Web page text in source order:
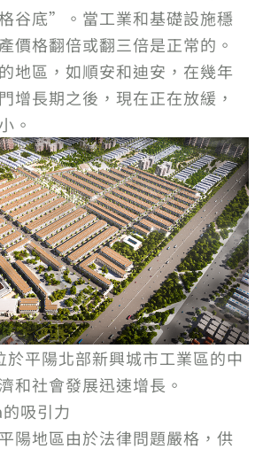
谷底”。當工業和基礎設施穩
價格翻倍或翻三倍是正常的。
地區，如順安和迪安，在幾年
增長期之後，現在正在放緩，
。
於平陽北部新興城市工業區的中
和社會發展迅速增長。
吸引力
陽地區由於法律問題嚴格，供